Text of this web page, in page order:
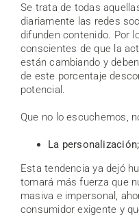
Se trata de todas
diariamente las redes
difunden contenido. Por
conscientes de que la
están cambiando y
de este porcentaje
potencial.
Que no lo escuchemos,
La
Esta tendencia ya dejó
tomará más fuerza que
masiva e impersonal,
consumidor exigente y